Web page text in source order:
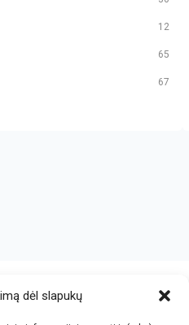
dėl slapukų
12
65
67